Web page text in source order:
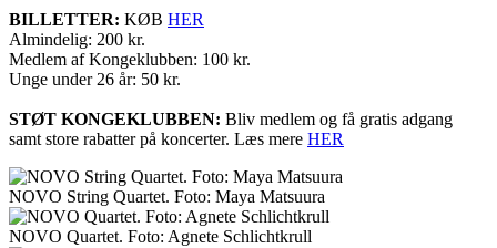
BILLETTER: KØB HER
Almindelig: 200 kr.
Medlem af Kongeklubben: 100 kr.
Unge under 26 år: 50 kr.
STØT KONGEKLUBBEN: Bliv medlem og få gratis adgang
samt store rabatter på koncerter. Læs mere HER
NOVO String Quartet. Foto: Maya Matsuura
NOVO Quartet. Foto: Agnete Schlichtkrull